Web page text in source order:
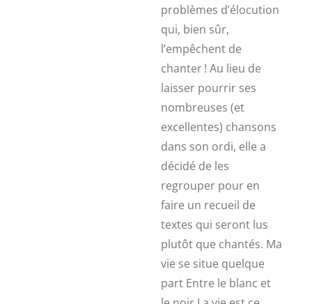
problèmes d’élocution
qui, bien sûr,
l’empêchent de
chanter ! Au lieu de
laisser pourrir ses
nombreuses (et
excellentes) chansons
dans son ordi, elle a
décidé de les
regrouper pour en
faire un recueil de
textes qui seront lus
plutôt que chantés. Ma
vie se situe quelque
part Entre le blanc et